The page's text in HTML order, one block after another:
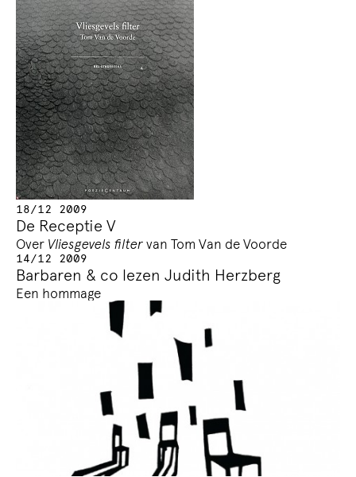
18/12 2009
De Receptie V
Over Vliesgevels filtervan Tom Van de Voorde
14/12 2009
Barbaren & co lezen Judith Herzberg
Een hommage